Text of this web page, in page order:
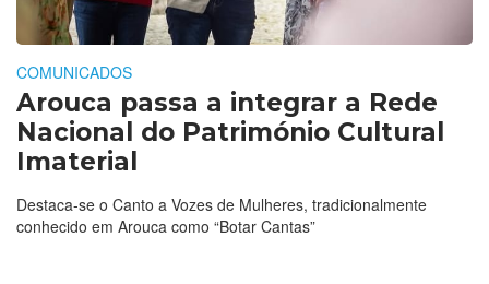
COMUNICADOS
Arouca passa a integrar a Rede
Nacional do Património Cultural
Imaterial
Destaca-se o Canto a Vozes de Mulheres, tradicionalmente
conhecido em Arouca como “Botar Cantas”